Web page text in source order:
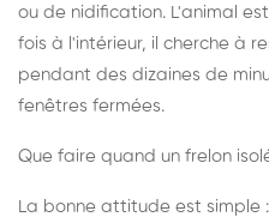
ou de nidification. L'animal
fois à l'intérieur, il cherche à
pendant des dizaines de
fenêtres fermées.
Que faire quand un frelon
La bonne attitude est simple :